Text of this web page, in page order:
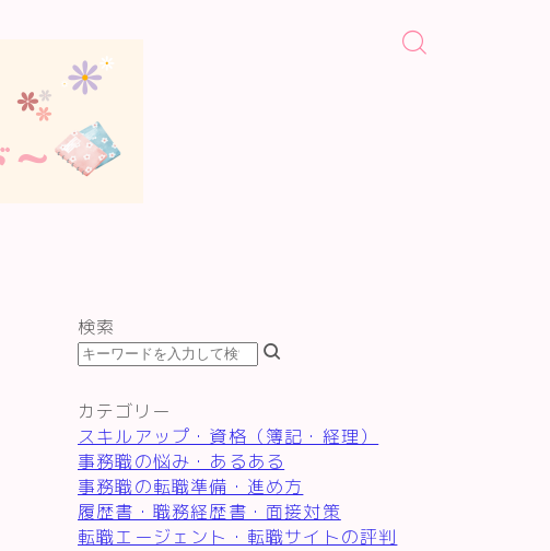
検索
カテゴリー
スキルアップ・資格（簿記・経理）
事務職の悩み・あるある
事務職の転職準備・進め方
履歴書・職務経歴書・面接対策
転職エージェント・転職サイトの評判